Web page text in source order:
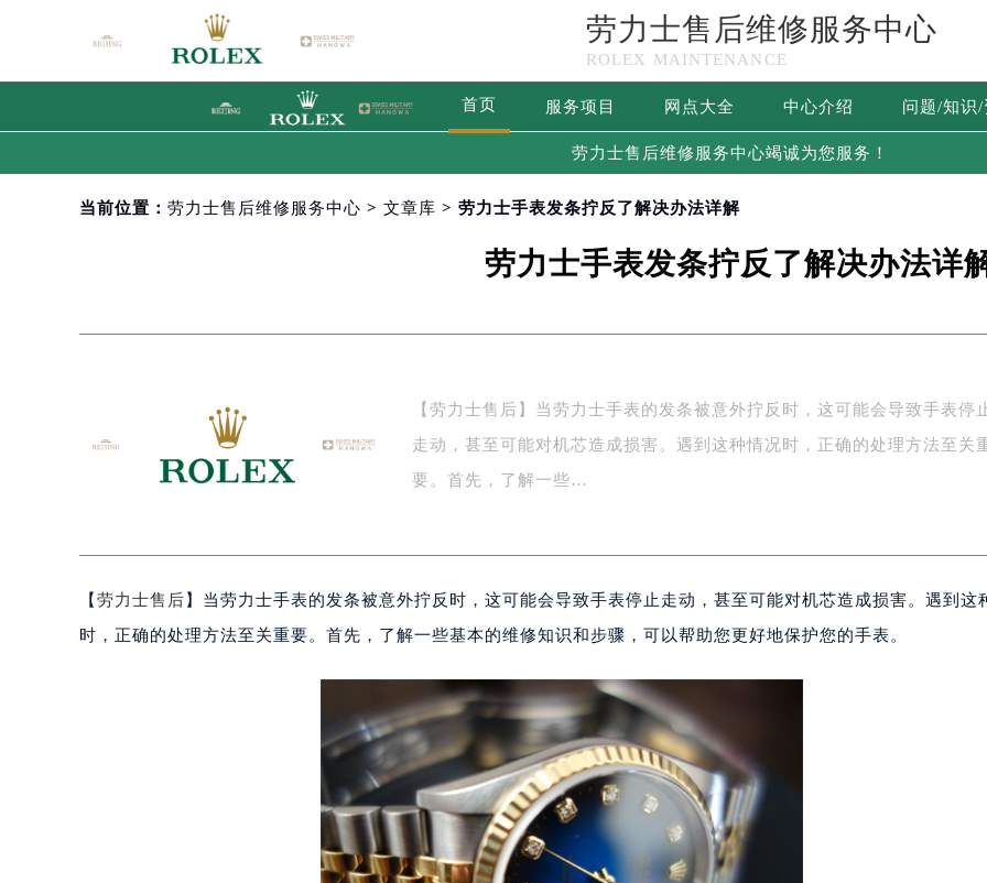
劳力士售后维修服务中心
ROLEX MAINTENANCE
首页 服务项目 网点大全 中心介绍 问题/知识/
劳力士售后维修服务中心竭诚为您服务！
当前位置： 劳力士售后维修服务中心 > 文章库 > 劳力士手表发条拧反了解决办法详解
劳力士手表发条拧反了解决办法详
【劳力士售后】当劳力士手表的发条被意外拧反时，这可能会导致手表停
走动，甚至可能对机芯造成损害。遇到这种情况时，正确的处理方法至关
要。首先，了解一些…
【 劳力士售后 】当劳力士手表的发条被意外拧反时，这可能会导致手表停止走动，甚至可能对机芯造成损害。遇到这
时，正确的处理方法至关重要。首先，了解一些基本的维修知识和步骤，可以帮助您更好地保护您的手表。